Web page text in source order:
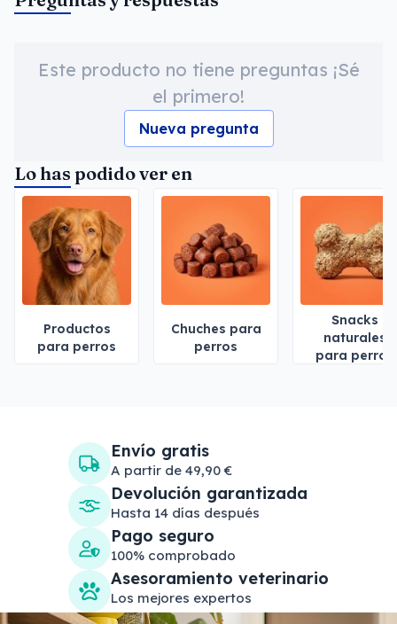
Este producto no tiene preguntas ¡Sé
el primero!
Nueva pregunta
Lo has podido ver en
Productos
para perros
Chuches para
perros
Snacks
naturales
para perros
Envío gratis
A partir de 49,90 €
Devolución garantizada
Hasta 14 días después
Pago seguro
100% comprobado
Asesoramiento veterinario
Los mejores expertos